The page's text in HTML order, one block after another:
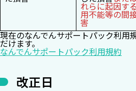
れらに起因す
用不能等の間
害
現在のなんでんサポートパック利用
だけます。
なんでんサポートパック利用規約
改正日